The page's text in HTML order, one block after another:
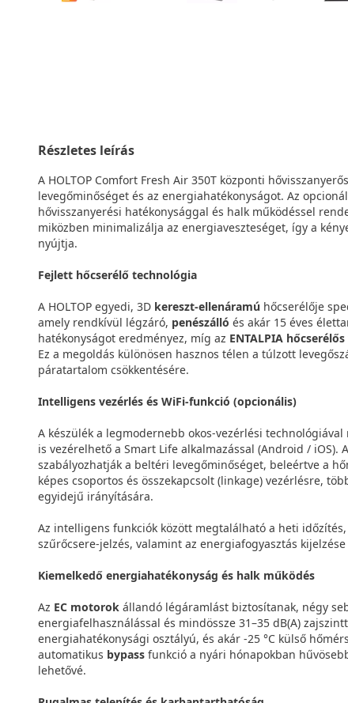
Részletes leírás
A HOLTOP Comfort Fresh Air 350T központi
levegőminőséget és az energiahatékonyságot. Az
hővisszanyerési hatékonysággal és halk működéssel
miközben minimalizálja az energiaveszteséget, így a
nyújtja.
Fejlett hőcserélő technológia
A HOLTOP egyedi, 3D kereszt-ellenáramú hőcserélője
amely rendkívül légzáró, penészálló és akár 15 éves
hatékonyságot eredményez, míg az ENTALPIA
Ez a megoldás különösen hasznos télen a túlzott
páratartalom csökkentésére.
Intelligens vezérlés és WiFi-funkció (opcionális)
A készülék a legmodernebb okos-vezérlési
is vezérelhető a Smart Life alkalmazással (Android /
szabályozhatják a beltéri levegőminőséget, beleértve a
képes csoportos és összekapcsolt (linkage) vezérlésre,
egyidejű irányítására.
Az intelligens funkciók között megtalálható a heti
szűrőcsere-jelzés, valamint az energiafogyasztás kijelzése
Kiemelkedő energiahatékonyság és halk működés
Az EC motorok állandó légáramlást biztosítanak, négy
energiafelhasználással és mindössze 31–35 dB(A)
energiahatékonysági osztályú, és akár -25 °C külső
automatikus bypass funkció a nyári hónapokban
lehetővé.